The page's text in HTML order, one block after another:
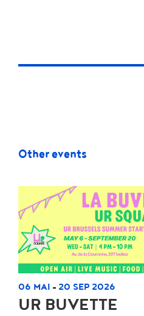
Other events
06 MAI - 20 SEP 2026
UR BUVETTE